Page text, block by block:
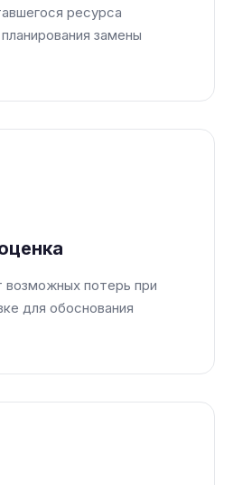
ресурса
замены
возможных потерь при
для обоснования